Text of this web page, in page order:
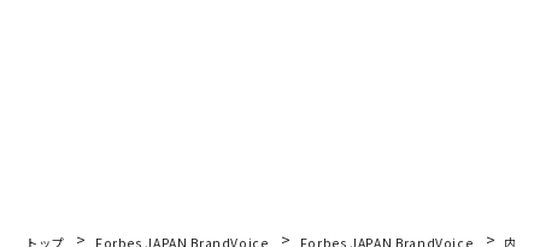
トップ Forbes JAPAN BrandVoice Forbes JAPAN BrandVoice 内製